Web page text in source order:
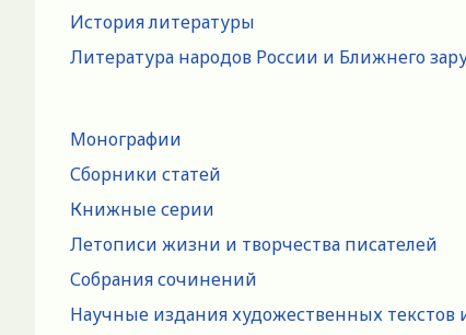
История литературы
Литература народов России и Ближнего
Монографии
Сборники статей
Книжные серии
Летописи жизни и творчества писателей
Собрания сочинений
Научные издания художественных текстов